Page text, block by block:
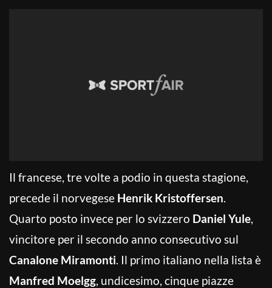
Il francese, tre volte a podio in questa stagione,
precede il norvegese Henrik Kristoffersen.
Quarto posto invece per lo svizzero Daniel Yule,
vincitore per il secondo anno consecutivo sul
Canalone Miramonti. Il primo italiano nella lista è
Manfred Moelgg, undicesimo, cinque piazze